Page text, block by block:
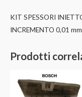
KIT SPESSORI
INCREMENTO 0,01
Prodotti